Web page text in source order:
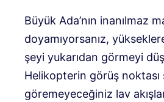
Büyük Ada’nın inanılmaz
doyamıyorsanız,
şeyi yukarıdan görmeyi
Helikopterin görüş noktası
göremeyeceğiniz lav